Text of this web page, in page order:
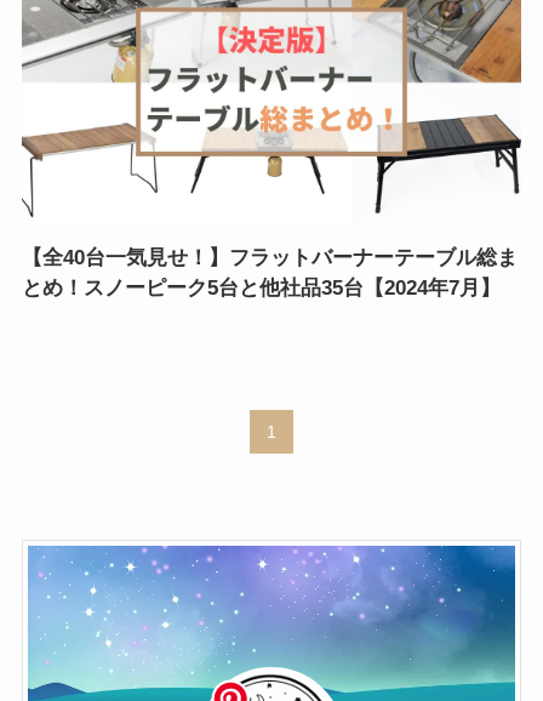
【全40台一気見せ！】フラットバーナーテーブル総ま
とめ！スノーピーク5台と他社品35台【2024年7月】
1